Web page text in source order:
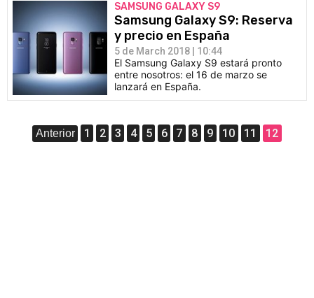
SAMSUNG GALAXY S9
Samsung Galaxy S9: Reserva
y precio en España
5 de March 2018 | 10:44
El Samsung Galaxy S9 estará pronto
entre nosotros: el 16 de marzo se
lanzará en España.
Anterior 1 2 3 4 5 6 7 8 9 10 11 12